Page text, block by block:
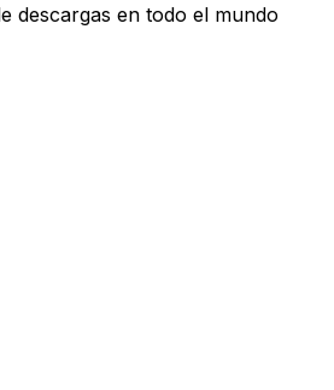
descargas en todo el mundo